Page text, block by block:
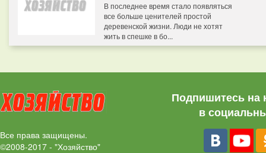
В последнее время стало появляться
все больше ценителей простой
деревенской жизни. Люди не хотят
жить в спешке в бо...
Все права защищены.
©2008-2017 - "Хозяйство"
Подпишитесь на
в